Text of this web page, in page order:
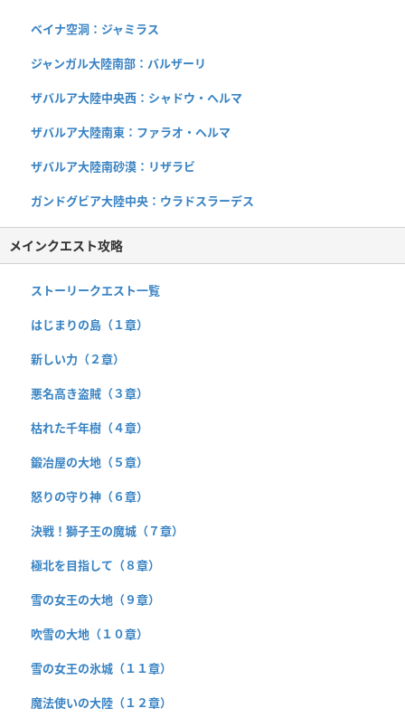
ベイナ空洞：ジャミラス
ジャンガル大陸南部：バルザーリ
ザバルア大陸中央西：シャドウ・ヘルマ
ザバルア大陸南東：ファラオ・ヘルマ
ザバルア大陸南砂漠：リザラビ
ガンドグビア大陸中央：ウラドスラーデス
メインクエスト攻略
ストーリークエスト一覧
はじまりの島（１章）
新しい力（２章）
悪名高き盗賊（３章）
枯れた千年樹（４章）
鍛冶屋の大地（５章）
怒りの守り神（６章）
決戦！獅子王の魔城（７章）
極北を目指して（８章）
雪の女王の大地（９章）
吹雪の大地（１０章）
雪の女王の氷城（１１章）
魔法使いの大陸（１２章）